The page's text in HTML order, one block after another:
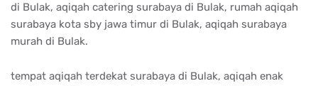
di Bulak, aqiqah catering surabaya di Bulak, rumah aqiqah
surabaya kota sby jawa timur di Bulak, aqiqah surabaya
murah di Bulak.
tempat aqiqah terdekat surabaya di Bulak, aqiqah enak